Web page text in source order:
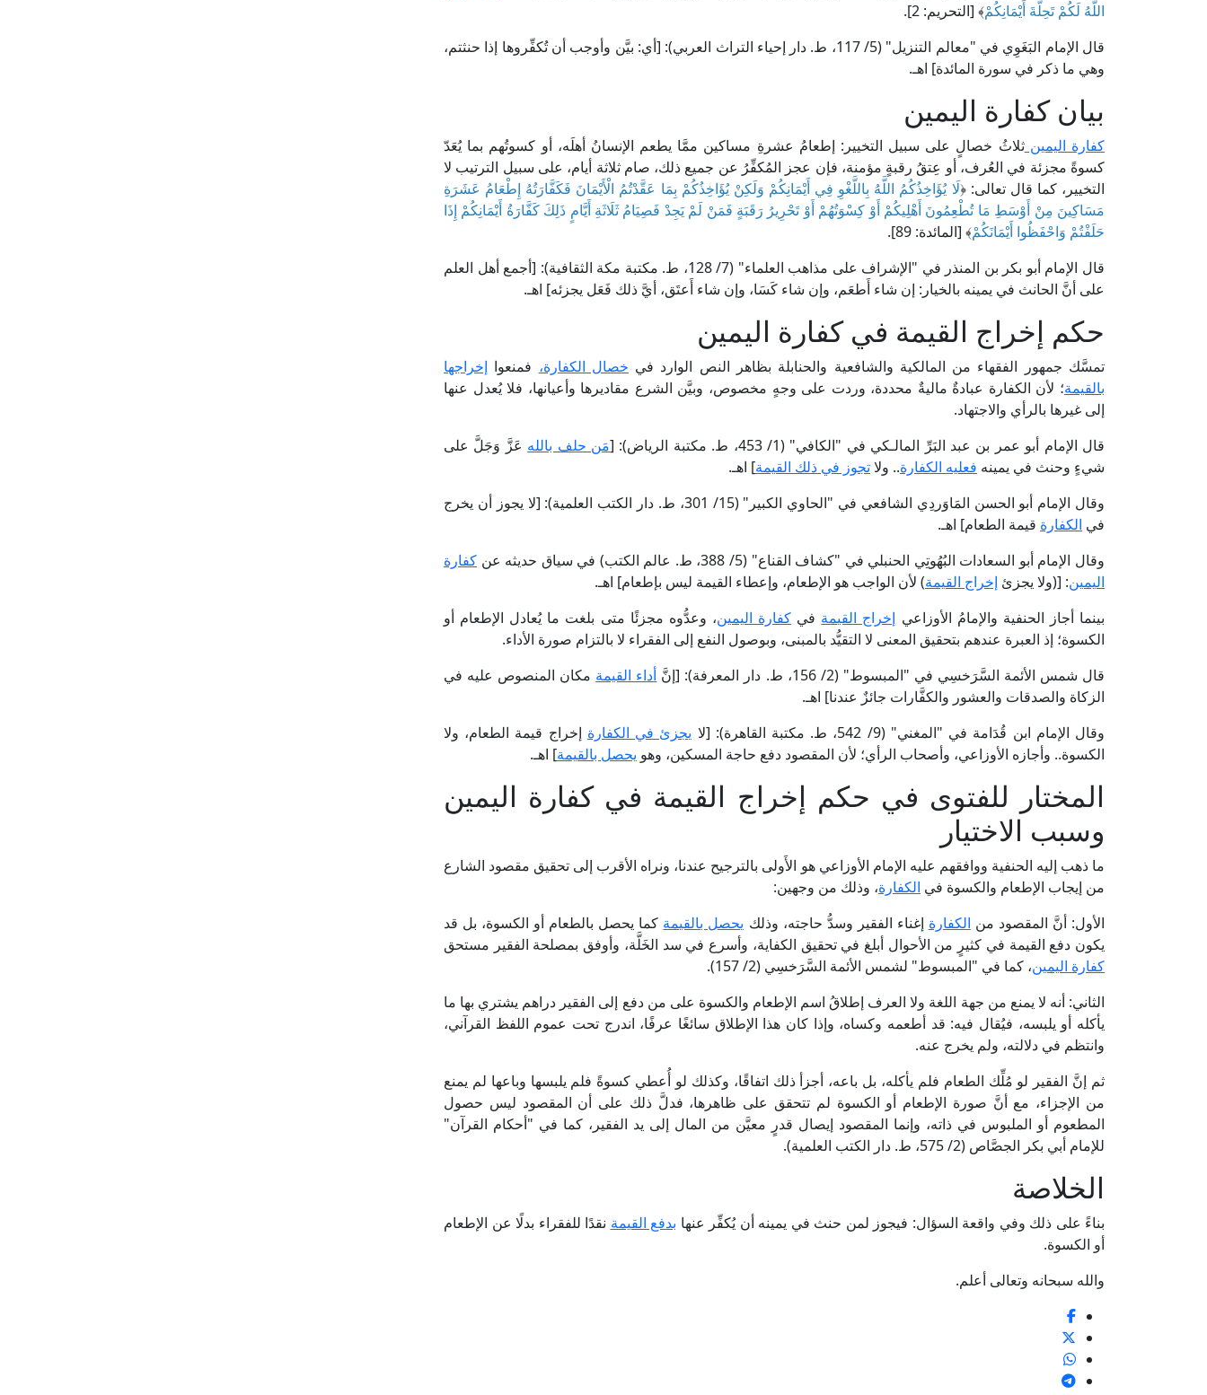
اللَّهُ لَكُمْ تَحِلَّةَ أَيْمَانِكُمْ﴾ [التحريم: 2].
قال الإمام البَغَوِي في "معالم التنزيل" (5/ 117، ط. دار إحياء التراث العربي): [أي: بيَّن وأوجب أن تُكفِّروها إذا حنثتم،
وهي ما ذكر في سورة المائدة] اهـ.
بيان كفارة اليمين
كفارة اليمينثلاثُ خصالٍ على سبيل التخيير: إطعامُ عشرةِ مساكين ممَّا يطعم الإنسانُ أهلَه، أو كسوتُهم بما يُعَدّ
كسوةً مجزئة في العُرف، أو عِتقُ رقبةٍ مؤمنة، فإن عجز المُكفِّرُ عن جميع ذلك، صام ثلاثة أيام، على سبيل الترتيب لا
التخيير، كما قال تعالى: ﴿لَا يُؤَاخِذُكُمُ اللَّهُ بِاللَّغْوِ فِي أَيْمَانِكُمْ وَلَكِنْ يُؤَاخِذُكُمْ بِمَا عَقَّدْتُمُ الْأَيْمَانَ فَكَفَّارَتُهُ إِطْعَامُ عَشَرَةِ
مَسَاكِينَ مِنْ أَوْسَطِ مَا تُطْعِمُونَ أَهْلِيكُمْ أَوْ كِسْوَتُهُمْ أَوْ تَحْرِيرُ رَقَبَةٍ فَمَنْ لَمْ يَجِدْ فَصِيَامُ ثَلَاثَةِ أَيَّامٍ ذَلِكَ كَفَّارَةُ أَيْمَانِكُمْ إِذَا
حَلَفْتُمْ وَاحْفَظُوا أَيْمَانَكُمْ﴾ [المائدة: 89].
قال الإمام أبو بكر بن المنذر في "الإشراف على مذاهب العلماء" (7/ 128، ط. مكتبة مكة الثقافية): [أجمع أهل العلم
على أنَّ الحانث في يمينه بالخيار: إن شاء أَطعَم، وإن شاء كَسَا، وإن شاء أَعتَق، أيَّ ذلك فَعَل يجزئه] اهـ.
حكم إخراج القيمة في كفارة اليمين
تمسَّك جمهور الفقهاء من المالكية والشافعية والحنابلة بظاهر النص الوارد في خصال الكفارة، فمنعوا إخراجها
بالقيمة؛ لأن الكفارة عبادةٌ ماليةٌ محددة، وردت على وجهٍ مخصوص، وبيَّن الشرع مقاديرها وأعيانها، فلا يُعدل عنها
إلى غيرها بالرأي والاجتهاد.
قال الإمام أبو عمر بن عبد البَرِّ المالـكي في "الكافي" (1/ 453، ط. مكتبة الرياض): [
مَن حلف بالله عَزَّ وَجَلَّ على
شيءٍ وحنث في يمينه فعليه الكفارة.. ولاتجوز في ذلك القيمة] اهـ.
وقال الإمام أبو الحسن المَاوَردِي الشافعي في "الحاوي الكبير" (15/ 301، ط. دار الكتب العلمية): [لا يجوز أن يخرج
في الكفارة قيمة الطعام] اهـ.
وقال الإمام أبو السعادات البُهُوتِي الحنبلي في "كشاف القناع" (5/ 388، ط. عالم الكتب) في سياق حديثه عن
كفارة
اليمين: [(ولا يجزئ إخراج القيمة) لأن الواجب هو الإطعام، وإعطاء القيمة ليس بإطعام] اهـ.
بينما أجاز الحنفية والإمامُ الأوزاعي إخراج القيمة في كفارة اليمين، وعدُّوه مجزئًا متى بلغت ما يُعادل الإطعام أو
الكسوة؛ إذ العبرة عندهم بتحقيق المعنى لا التقيُّد بالمبنى، وبوصول النفع إلى الفقراء لا بالتزام صورة الأداء.
قال شمس الأئمة السَّرَخسِي في "المبسوط" (2/ 156، ط. دار المعرفة): [إنَّ
أداء القيمة مكان المنصوص عليه في
الزكاة والصدقات والعشور والكفَّارات جائزٌ عندنا] اهـ.
وقال الإمام ابن قُدَامة في "المغني" (9/ 542، ط. مكتبة القاهرة): [لا
يجزئ في الكفارة إخراج قيمة الطعام، ولا
الكسوة.. وأجازه الأوزاعي، وأصحاب الرأي؛ لأن المقصود دفع حاجة المسكين، وهو يحصل بالقيمة] اهـ.
المختار للفتوى في حكم إخراج القيمة في كفارة اليمين
وسبب الاختيار
ما ذهب إليه الحنفية ووافقهم عليه الإمام الأوزاعي هو الأَولى بالترجيح عندنا، ونراه الأقرب إلى تحقيق مقصود الشارع
من إيجاب الإطعام والكسوة في الكفارة، وذلك من وجهين:
الأول: أنَّ المقصود من الكفارة إغناء الفقير وسدُّ حاجته، وذلك يحصل بالقيمة كما يحصل بالطعام أو الكسوة، بل قد
يكون دفع القيمة في كثيرٍ من الأحوال أبلغ في تحقيق الكفاية، وأسرع في سد الخَلَّة، وأوفق بمصلحة الفقير مستحق
كفارة اليمين، كما في "المبسوط" لشمس الأئمة السَّرَخسِي (2/ 157).
الثاني: أنه لا يمنع من جهة اللغة ولا العرف إطلاقُ اسم الإطعام والكسوة على من دفع إلى الفقير دراهم يشتري بها ما
يأكله أو يلبسه، فيُقال فيه: قد أطعمه وكساه، وإذا كان هذا الإطلاق سائغًا عرفًا، اندرج تحت عموم اللفظ القرآني،
وانتظم في دلالته، ولم يخرج عنه.
ثم إنَّ الفقير لو مُلِّك الطعام فلم يأكله، بل باعه، أجزأ ذلك اتفاقًا، وكذلك لو أُعطي كسوةً فلم يلبسها وباعها لم يمنع
من الإجزاء، مع أنَّ صورة الإطعام أو الكسوة لم تتحقق على ظاهرها، فدلَّ ذلك على أن المقصود ليس حصول
المطعوم أو الملبوس في ذاته، وإنما المقصود إيصال قدرٍ معيَّن من المال إلى يد الفقير، كما في "أحكام القرآن"
للإمام أبي بكر الجصَّاص (2/ 575، ط. دار الكتب العلمية).
الخلاصة
بناءً على ذلك وفي واقعة السؤال: فيجوز لمن حنث في يمينه أن يُكفِّر عنها بدفع القيمة نقدًا للفقراء بدلًا عن الإطعام
أو الكسوة.
والله سبحانه وتعالى أعلم.